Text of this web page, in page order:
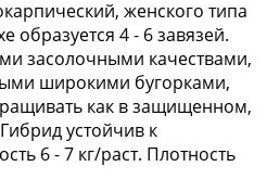
женского типа
образуется 4 - 6 завязей.
засолочными качествами,
широкими бугорками,
как в защищенном,
устойчив к
6 - 7 кг/раст. Плотность